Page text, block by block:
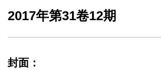
2017年第31卷12期
封面：